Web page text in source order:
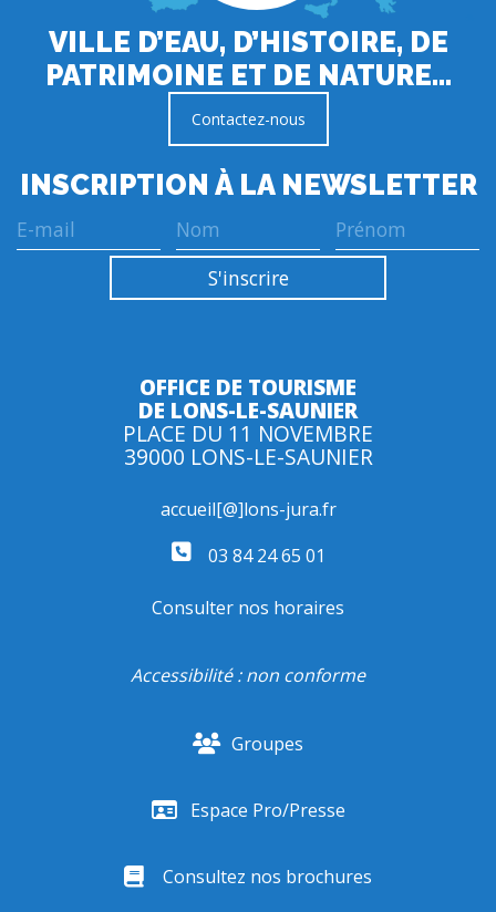
VILLE D’EAU, D’HISTOIRE, DE
PATRIMOINE ET DE NATURE…
Contactez-nous
INSCRIPTION À LA NEWSLETTER
OFFICE DE TOURISME
DE LONS-LE-SAUNIER
PLACE DU 11 NOVEMBRE
39000 LONS-LE-SAUNIER
accueil[@]lons-jura.fr
03 84 24 65 01
Consulter nos horaires
Accessibilité : non conforme
Groupes
Espace Pro/Presse
Consultez nos brochures